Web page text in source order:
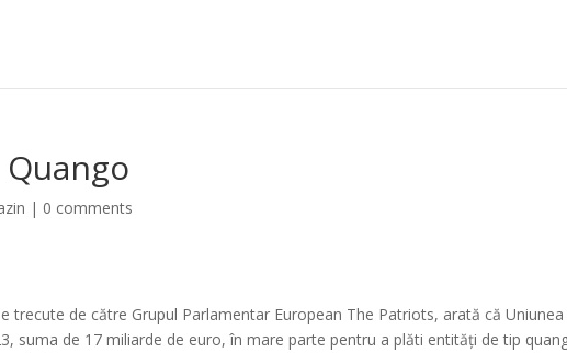
| 0 comments
trecute de către Grupul Parlamentar European The Patriots, arată că Uniunea
suma de 17 miliarde de euro, în mare parte pentru a plăti entități de tip